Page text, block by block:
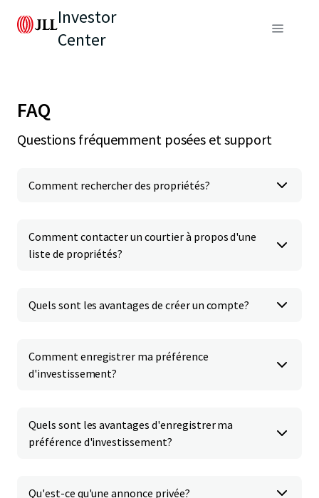
Investor
Center
FAQ
Questions fréquemment posées et support
Comment rechercher des propriétés?
Comment contacter un courtier à propos d'une
liste de propriétés?
Quels sont les avantages de créer un compte?
Comment enregistrer ma préférence
d'investissement?
Quels sont les avantages d'enregistrer ma
préférence d'investissement?
Qu'est-ce qu'une annonce privée?